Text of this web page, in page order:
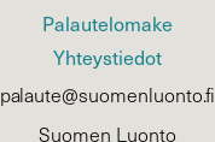
Palautelomake
Yhteystiedot
palaute@suomenluonto.fi
Suomen Luonto